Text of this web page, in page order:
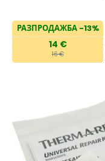
РАЗПРОДАЖБА -13%
14 €
16 €